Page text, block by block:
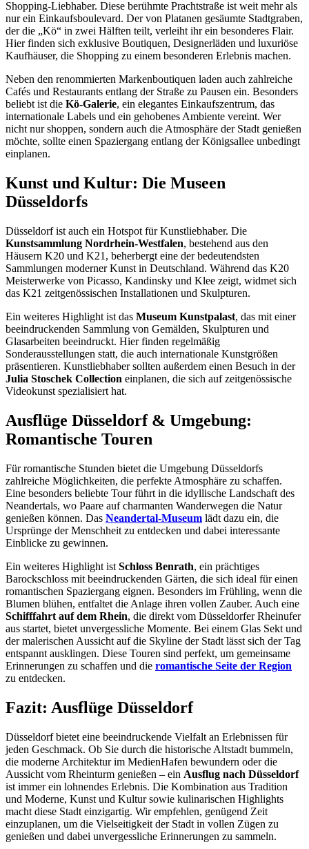
Shopping-Liebhaber. Diese berühmte Prachtstraße ist weit mehr als
nur ein Einkaufsboulevard. Der von Platanen gesäumte Stadtgraben,
der die „Kö“ in zwei Hälften teilt, verleiht ihr ein besonderes Flair.
Hier finden sich exklusive Boutiquen, Designerläden und luxuriöse
Kaufhäuser, die Shopping zu einem besonderen Erlebnis machen.
Neben den renommierten Markenboutiquen laden auch zahlreiche
Cafés und Restaurants entlang der Straße zu Pausen ein. Besonders
beliebt ist die Kö-Galerie, ein elegantes Einkaufszentrum, das
internationale Labels und ein gehobenes Ambiente vereint. Wer
nicht nur shoppen, sondern auch die Atmosphäre der Stadt genießen
möchte, sollte einen Spaziergang entlang der Königsallee unbedingt
einplanen.
Kunst und Kultur: Die Museen
Düsseldorfs
Düsseldorf ist auch ein Hotspot für Kunstliebhaber. Die
Kunstsammlung Nordrhein-Westfalen, bestehend aus den
Häusern K20 und K21, beherbergt eine der bedeutendsten
Sammlungen moderner Kunst in Deutschland. Während das K20
Meisterwerke von Picasso, Kandinsky und Klee zeigt, widmet sich
das K21 zeitgenössischen Installationen und Skulpturen.
Ein weiteres Highlight ist das Museum Kunstpalast, das mit einer
beeindruckenden Sammlung von Gemälden, Skulpturen und
Glasarbeiten beeindruckt. Hier finden regelmäßig
Sonderausstellungen statt, die auch internationale Kunstgrößen
präsentieren. Kunstliebhaber sollten außerdem einen Besuch in der
Julia Stoschek Collection einplanen, die sich auf zeitgenössische
Videokunst spezialisiert hat.
Ausflüge Düsseldorf & Umgebung:
Romantische Touren
Für romantische Stunden bietet die Umgebung Düsseldorfs
zahlreiche Möglichkeiten, die perfekte Atmosphäre zu schaffen.
Eine besonders beliebte Tour führt in die idyllische Landschaft des
Neandertals, wo Paare auf charmanten Wanderwegen die Natur
genießen können. Das Neandertal-Museum lädt dazu ein, die
Ursprünge der Menschheit zu entdecken und dabei interessante
Einblicke zu gewinnen.
Ein weiteres Highlight ist Schloss Benrath, ein prächtiges
Barockschloss mit beeindruckenden Gärten, die sich ideal für einen
romantischen Spaziergang eignen. Besonders im Frühling, wenn die
Blumen blühen, entfaltet die Anlage ihren vollen Zauber. Auch eine
Schifffahrt auf dem Rhein, die direkt vom Düsseldorfer Rheinufer
aus startet, bietet unvergessliche Momente. Bei einem Glas Sekt und
der malerischen Aussicht auf die Skyline der Stadt lässt sich der Tag
entspannt ausklingen. Diese Touren sind perfekt, um gemeinsame
Erinnerungen zu schaffen und die romantische Seite der Region
zu entdecken.
Fazit: Ausflüge Düsseldorf
Düsseldorf bietet eine beeindruckende Vielfalt an Erlebnissen für
jeden Geschmack. Ob Sie durch die historische Altstadt bummeln,
die moderne Architektur im MedienHafen bewundern oder die
Aussicht vom Rheinturm genießen – ein Ausflug nach Düsseldorf
ist immer ein lohnendes Erlebnis. Die Kombination aus Tradition
und Moderne, Kunst und Kultur sowie kulinarischen Highlights
macht diese Stadt einzigartig. Wir empfehlen, genügend Zeit
einzuplanen, um die Vielseitigkeit der Stadt in vollen Zügen zu
genießen und dabei unvergessliche Erinnerungen zu sammeln.